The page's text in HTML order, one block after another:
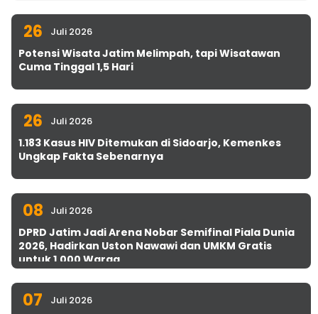
26 Juli 2026
Potensi Wisata Jatim Melimpah, tapi Wisatawan
Cuma Tinggal 1,5 Hari
26 Juli 2026
1.183 Kasus HIV Ditemukan di Sidoarjo, Kemenkes
Ungkap Fakta Sebenarnya
08 Juli 2026
DPRD Jatim Jadi Arena Nobar Semifinal Piala Dunia
2026, Hadirkan Uston Nawawi dan UMKM Gratis
untuk 1.000 Warga
07 Juli 2026